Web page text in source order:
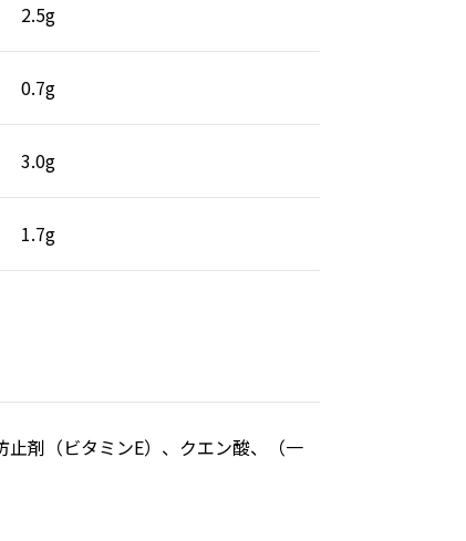
2.5g
0.7g
3.0g
1.7g
剤（ビタミンE）、クエン酸、（一